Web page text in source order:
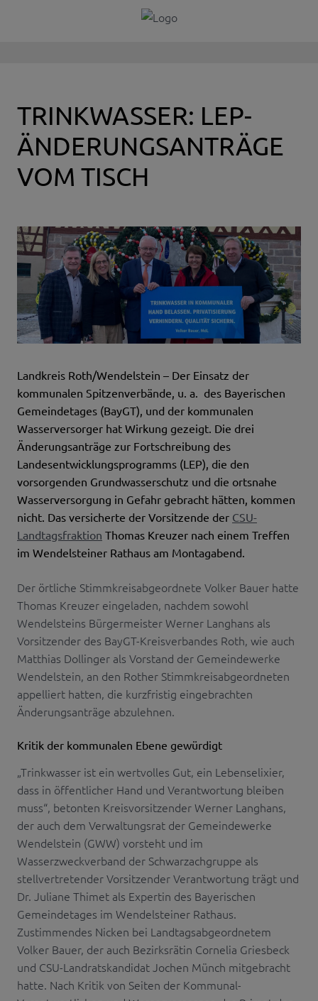
TRINKWASSER: LEP-
ÄNDERUNGSANTRÄGE
VOM TISCH
Landkreis Roth/Wendelstein – Der Einsatz der
kommunalen Spitzenverbände, u. a. des Bayerischen
Gemeindetages (BayGT), und der kommunalen
Wasserversorger hat Wirkung gezeigt. Die drei
Änderungsanträge zur Fortschreibung des
Landesentwicklungsprogramms (LEP), die den
vorsorgenden Grundwasserschutz und die ortsnahe
Wasserversorgung in Gefahr gebracht hätten, kommen
nicht. Das versicherte der Vorsitzende der CSU-
Landtagsfraktion Thomas Kreuzer nach einem Treffen
im Wendelsteiner Rathaus am Montagabend.
Der örtliche Stimmkreisabgeordnete Volker Bauer hatte
Thomas Kreuzer eingeladen, nachdem sowohl
Wendelsteins Bürgermeister Werner Langhans als
Vorsitzender des BayGT-Kreisverbandes Roth, wie auch
Matthias Dollinger als Vorstand der Gemeindewerke
Wendelstein, an den Rother Stimmkreisabgeordneten
appelliert hatten, die kurzfristig eingebrachten
Änderungsanträge abzulehnen.
Kritik der kommunalen Ebene gewürdigt
„Trinkwasser ist ein wertvolles Gut, ein Lebenselixier,
dass in öffentlicher Hand und Verantwortung bleiben
muss“, betonten Kreisvorsitzender Werner Langhans,
der auch dem Verwaltungsrat der Gemeindewerke
Wendelstein (GWW) vorsteht und im
Wasserzweckverband der Schwarzachgruppe als
stellvertretender Vorsitzender Verantwortung trägt und
Dr. Juliane Thimet als Expertin des Bayerischen
Gemeindetages im Wendelsteiner Rathaus.
Zustimmendes Nicken bei Landtagsabgeordnetem
Volker Bauer, der auch Bezirksrätin Cornelia Griesbeck
und CSU-Landratskandidat Jochen Münch mitgebracht
hatte. Nach Kritik von Seiten der Kommunal-